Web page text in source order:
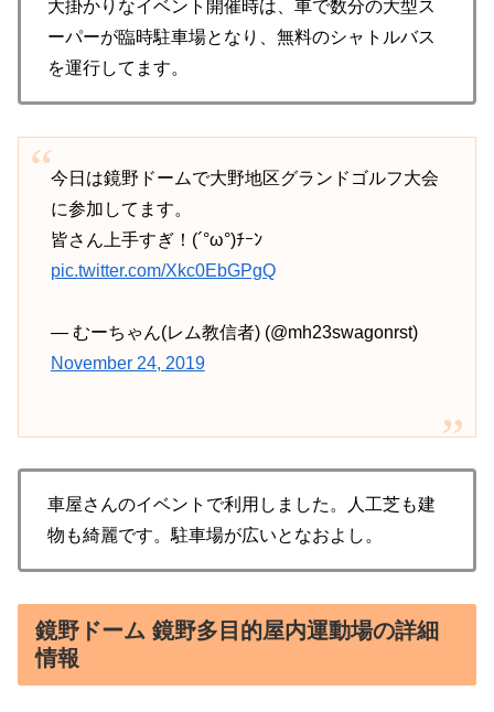
大掛かりなイベント開催時は、車で数分の大型ス
ーパーが臨時駐車場となり、無料のシャトルバス
を運行してます。
今日は鏡野ドームで大野地区グランドゴルフ大会
に参加してます。
皆さん上手すぎ！(´°ω°)ﾁｰﾝ
pic.twitter.com/Xkc0EbGPgQ
— むーちゃん(レム教信者) (@mh23swagonrst)
November 24, 2019
車屋さんのイベントで利用しました。人工芝も建
物も綺麗です。駐車場が広いとなおよし。
鏡野ドーム 鏡野多目的屋内運動場の詳細
情報